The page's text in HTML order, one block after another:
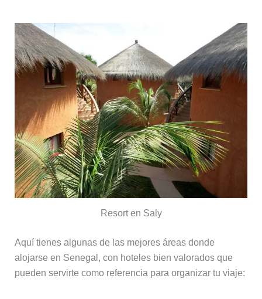
Resort en Saly
Aquí tienes algunas de las mejores áreas donde
alojarse en Senegal, con hoteles bien valorados que
pueden servirte como referencia para organizar tu viaje: